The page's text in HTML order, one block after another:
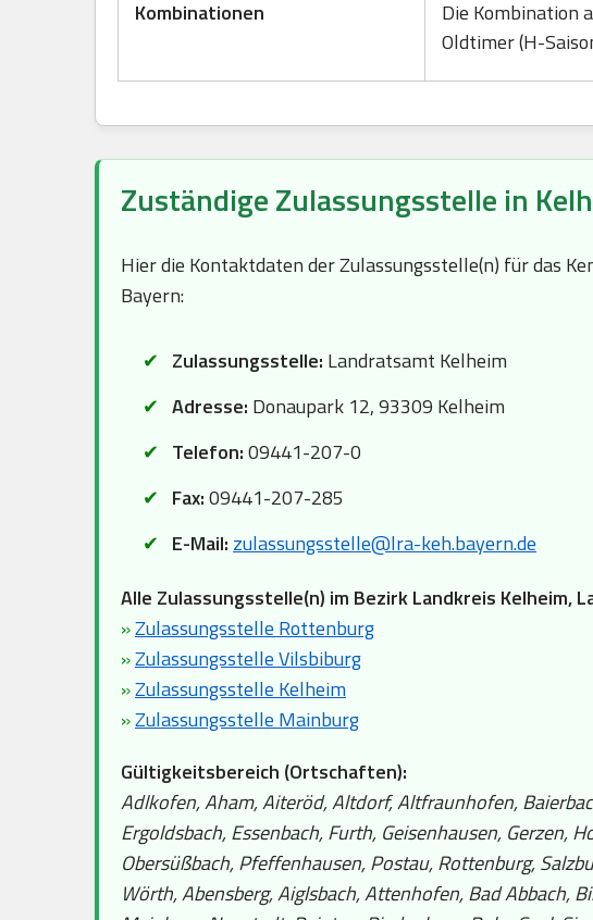
Kombinationen
Die Kombination
Oldtimer (H-
Zuständige Zulassungsstelle in
Hier die Kontaktdaten der Zulassungsstelle(n) für das
Bayern:
Zulassungsstelle: Landratsamt Kelheim
Adresse: Donaupark 12, 93309 Kelheim
Telefon:09441-207-0
Fax:09441-207-285
E-Mail: zulassungsstelle@lra-keh.bayern.de
Alle Zulassungsstelle(n) im Bezirk Landkreis Kelheim,
»Zulassungsstelle Rottenburg
»Zulassungsstelle Vilsbiburg
»Zulassungsstelle Kelheim
»Zulassungsstelle Mainburg
Gültigkeitsbereich (Ortschaften):
Adlkofen, Aham, Aiteröd, Altdorf, Altfraunhofen,
Ergoldsbach, Essenbach, Furth, Geisenhausen,
Obersüßbach, Pfeffenhausen, Postau, Rottenburg,
Wörth, Abensberg, Aiglsbach, Attenhofen, Bad Abbach,